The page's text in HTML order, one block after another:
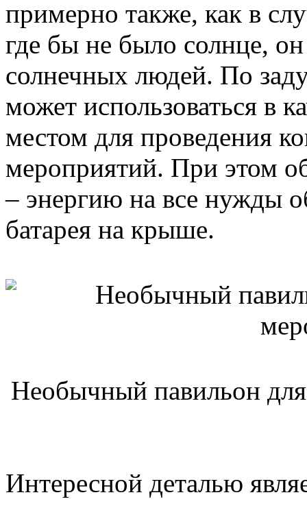
примерно также, как в
где бы не было солнце,
солнечных людей. По
может использоваться в
местом для проведения
мероприятий. При этом
– энергию на все нужды
батарея на крыше.
Необычный павильон
Интересной деталью